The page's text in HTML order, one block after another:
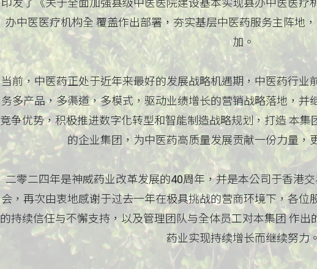
印发了《关于全面加强县级中医医院建设基本实现县办中医医疗
办中医医疗机构全 覆盖作出部署，夯实基层中医药服务主阵地
加。
当前，中医药正处于近年来最好的发展战略机遇期，中医药行业
务多产品，多渠道，多模式，驱动业绩增长的营销战略落地，并
竞争优势，积极推进数字化转型和智能制造战略规划，打造 本
的企业集团，为中医药高质量发展贡献一份力量，
二零二四年是神威药业改革发展的40周年，并是本公司于香港
会，再次由衷地感谢于过去一年在极具挑战的营商环境下，各位
的持续信任与不懈支持，以及管理团队与全体员工对本集团 作
药业实现持续增长而继续努力。